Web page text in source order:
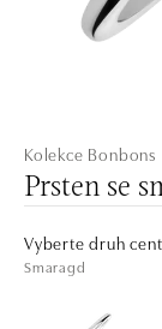
Kolekce Bonbons
Prsten se
Vyberte druh
Smaragd